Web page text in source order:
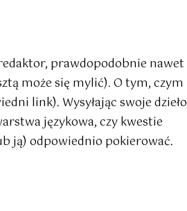
prawdopodobnie nawet
może się mylić). O tym, czym
link). Wysyłając swoje dzieło
językowa, czy kwestie
ją) odpowiednio pokierować.